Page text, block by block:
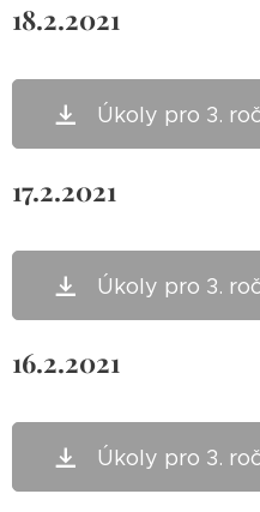
18.2.2021
Úkoly pro 3.
17.2.2021
Úkoly pro 3.
16.2.2021
Úkoly pro 3.